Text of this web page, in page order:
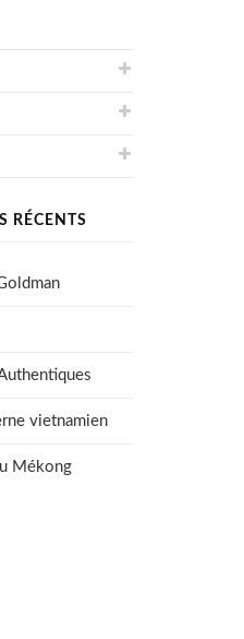
RÉCENTS
vietnamien
Mékong